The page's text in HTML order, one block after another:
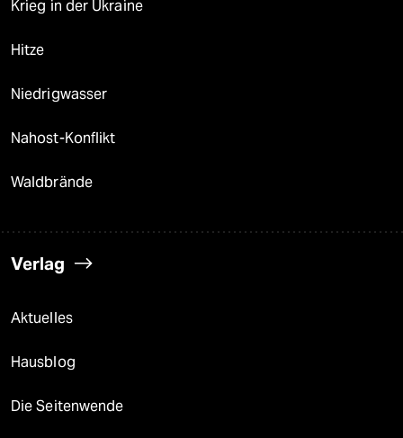
Krieg in der Ukraine
Hitze
Niedrigwasser
Nahost-Konflikt
Waldbrände
Verlag
Aktuelles
Hausblog
Die Seitenwende